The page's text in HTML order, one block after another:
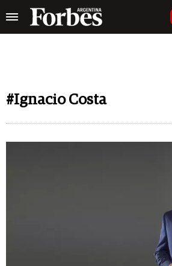
#Ignacio Costa